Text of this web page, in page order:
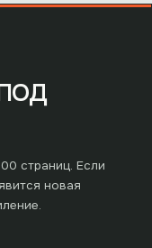
страниц. Если
новая